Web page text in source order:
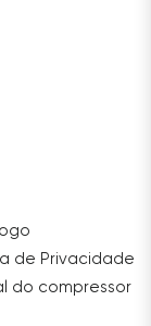
de Privacidade
do compressor